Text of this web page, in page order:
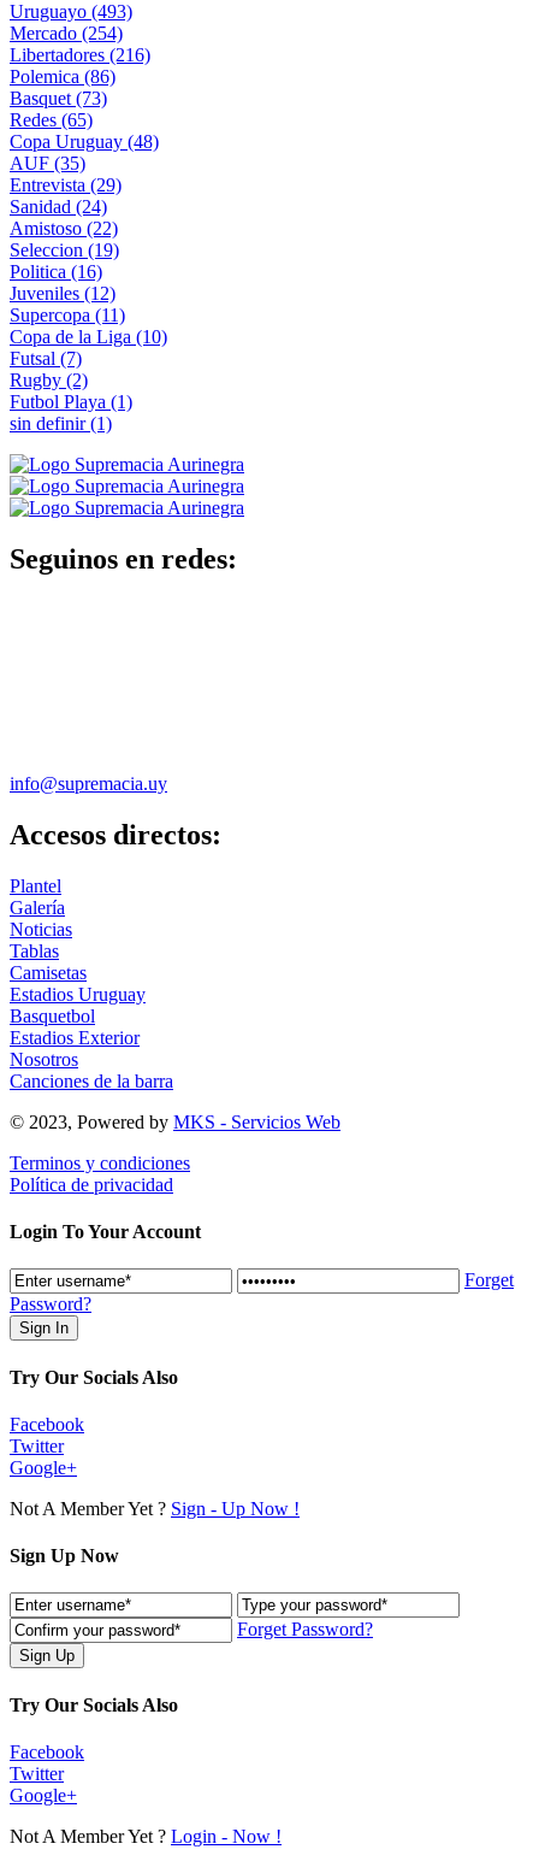
Uruguayo (493)
Mercado (254)
Libertadores (216)
Polemica (86)
Basquet (73)
Redes (65)
Copa Uruguay (48)
AUF (35)
Entrevista (29)
Sanidad (24)
Amistoso (22)
Seleccion (19)
Politica (16)
Juveniles (12)
Supercopa (11)
Copa de la Liga (10)
Futsal (7)
Rugby (2)
Futbol Playa (1)
sin definir(1)
Seguinos en redes:
info@supremacia.uy
Accesos directos:
Plantel
Galería
Noticias
Tablas
Camisetas
Estadios Uruguay
Basquetbol
Estadios Exterior
Nosotros
Canciones de la barra
© 2023, Powered by MKS - Servicios Web
Terminos y condiciones
Política de privacidad
Login To Your Account
Forget
Password?
Try Our Socials Also
Facebook
Twitter
Google+
Not A Member Yet ? Sign - Up Now !
Sign Up Now
Forget Password?
Try Our Socials Also
Facebook
Twitter
Google+
Not A Member Yet ? Login - Now !